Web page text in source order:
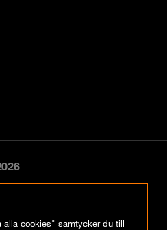
cookies" samtycker du till